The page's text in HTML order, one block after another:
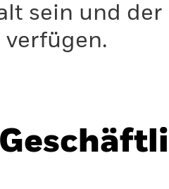
sein und
verfügen.